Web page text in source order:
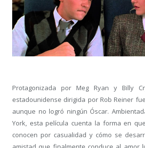
Protagonizada por Meg Ryan y Billy
estadounidense dirigida por Rob Reiner
aunque no logró ningún Óscar.
York, esta película cuenta la forma en
conocen por casualidad y cómo se